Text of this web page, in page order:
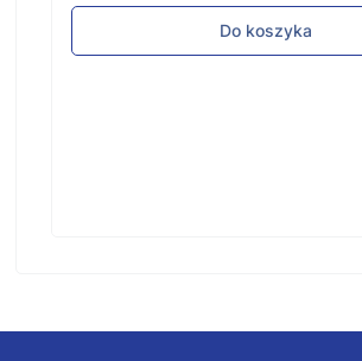
Do koszyka